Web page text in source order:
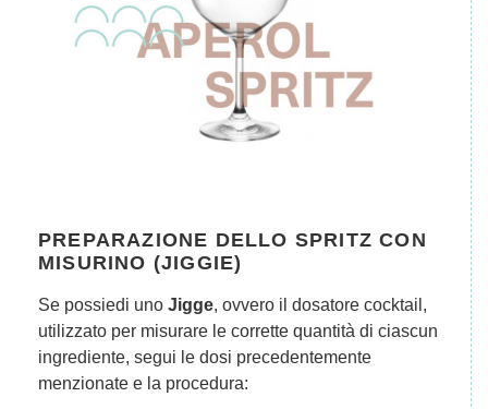
PREPARAZIONE DELLO SPRITZ CON
MISURINO (JIGGIE)
Se possiedi uno Jigge, ovvero il dosatore cocktail,
utilizzato per misurare le corrette quantità di ciascun
ingrediente, segui le dosi precedentemente
menzionate e la procedura: